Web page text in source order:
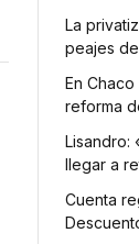
La
peajes
En
reforma
Lisandro:
llegar a
Cuenta